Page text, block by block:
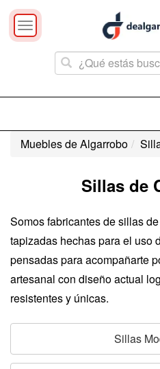
Toggle
navigation
Muebles de Algarrobo
Sillas de
Somos fabricantes de sillas
tapizadas hechas para el uso
pensadas para acompañarte
artesanal con diseño actual
resistentes y únicas.
Sillas